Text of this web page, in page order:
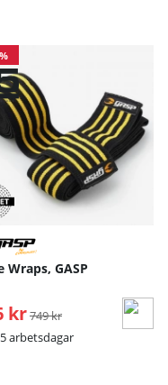
Wraps, GASP
krOrdinarie pris:
749 kr
arbetsdagar